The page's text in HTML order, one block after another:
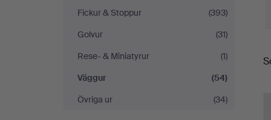
Fickur & Stoppur
(393)
Golvur
(31)
Rese- & Miniatyrur
(1)
Väggur
(54)
Övriga ur
(34)